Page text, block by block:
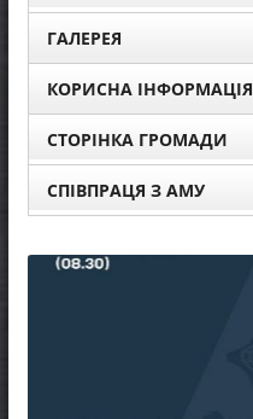
ГАЛЕРЕЯ
КОРИСНА ІНФОРМАЦІЯ
СТОРІНКА ГРОМАДИ
СПІВПРАЦЯ З АМУ